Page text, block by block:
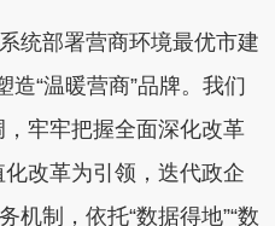
部署营商环境最优市建
造“温暖营商”品牌。我们
牢牢把握全面深化改革
改革为引领，迭代政企
机制，依托“数据得地”“数